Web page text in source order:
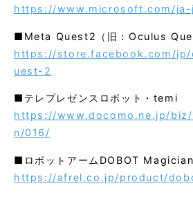
https://www.microsoft.com/ja-
■Meta Quest2（旧：Oculus
https://store.facebook.com/
uest-2
■テレプレゼンスロボット・temi
https://www.docomo.ne.jp/
n/016/
■ロボットアームDOBOT
https://afrel.co.jp/product/